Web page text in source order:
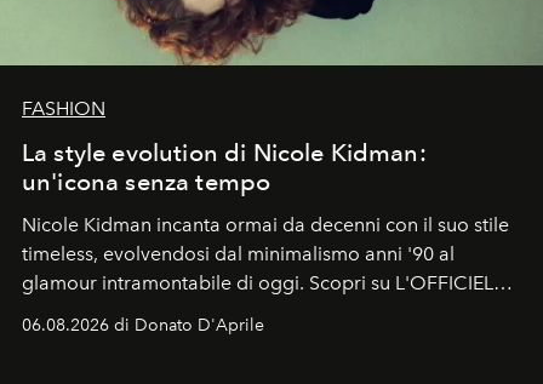
FASHION
La style evolution di Nicole Kidman:
un'icona senza tempo
Nicole Kidman incanta ormai da decenni con il suo stile
timeless, evolvendosi dal minimalismo anni '90 al
glamour intramontabile di oggi. Scopri su L'OFFICIEL
Italia la sua style evolution.
06.08.2026 di Donato D'Aprile